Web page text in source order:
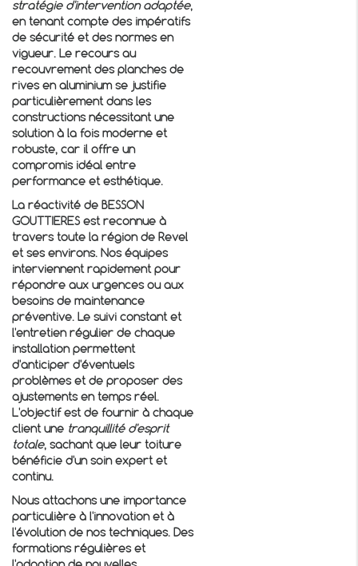
stratégie d'intervention adaptée,
en tenant compte des impératifs
de sécurité et des normes en
vigueur. Le recours au
recouvrement des planches de
rives en aluminiumse justifie
particulièrement dans les
constructions nécessitant une
solution à la fois moderne et
robuste, car il offre un
compromis idéal entre
performance et esthétique.
La réactivité de BESSON
GOUTTIERES est reconnue à
travers toute la région de Revel
et ses environs. Nos équipes
interviennent rapidement pour
répondre aux urgences ou aux
besoins de maintenance
préventive. Le suivi constant et
l'entretien régulier de chaque
installation permettent
d'anticiper d'éventuels
problèmes et de proposer des
ajustements en temps réel.
L'objectif est de fournir à chaque
client une tranquillité d'esprit
totale, sachant que leur toiture
bénéficie d'un soin expert et
continu.
Nous attachons une importance
particulière à l'innovation et à
l'évolution de nos techniques. Des
formations régulières et